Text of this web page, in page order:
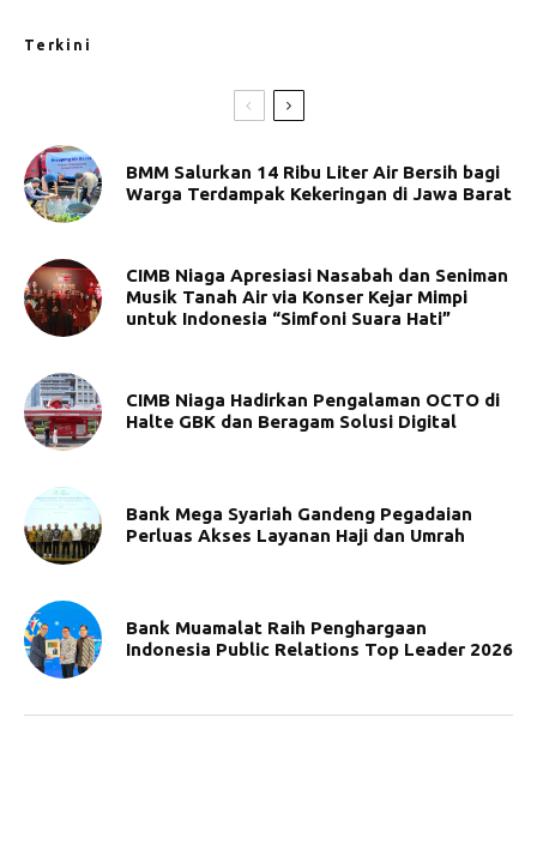
Terkini
BMM Salurkan 14 Ribu Liter Air Bersih bagi
Warga Terdampak Kekeringan di Jawa Barat
CIMB Niaga Apresiasi Nasabah dan Seniman
Musik Tanah Air via Konser Kejar Mimpi
untuk Indonesia “Simfoni Suara Hati”
CIMB Niaga Hadirkan Pengalaman OCTO di
Halte GBK dan Beragam Solusi Digital
Bank Mega Syariah Gandeng Pegadaian
Perluas Akses Layanan Haji dan Umrah
Bank Muamalat Raih Penghargaan
Indonesia Public Relations Top Leader 2026